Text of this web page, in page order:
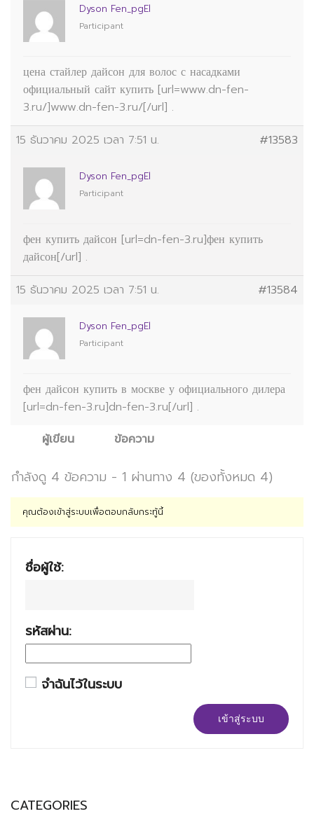
Dyson Fen_pgEl
Participant
цена стайлер дайсон для волос с насадками
официальный сайт купить [url=www.dn-fen-
3.ru/]www.dn-fen-3.ru/[/url] .
15 ธันวาคม 2025 เวลา 7:51 น.
#13583
Dyson Fen_pgEl
Participant
фен купить дайсон [url=dn-fen-3.ru]фен купить
дайсон[/url] .
15 ธันวาคม 2025 เวลา 7:51 น.
#13584
Dyson Fen_pgEl
Participant
фен дайсон купить в москве у официального дилера
[url=dn-fen-3.ru]dn-fen-3.ru[/url] .
ผู้เขียน
ข้อความ
กำลังดู 4 ข้อความ - 1 ผ่านทาง 4 (ของทั้งหมด 4)
คุณต้องเข้าสู่ระบบเพื่อตอบกลับกระทู้นี้
ชื่อผู้ใช้:
รหัสผ่าน:
จำฉันไว้ในระบบ
เข้าสู่ระบบ
CATEGORIES